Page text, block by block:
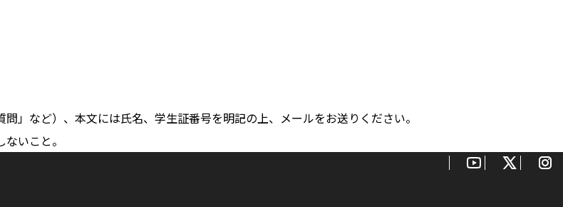
」など）、本文には氏名、学生証番号を明記の上、メールをお送りください。
いこと。